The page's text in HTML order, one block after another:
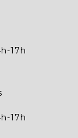
17h
17h